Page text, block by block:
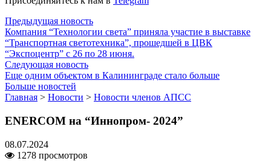
Предыдущая новость
Компания “Технологии света” приняла участие в выставке
“Транспортная светотехника”, прошедшей в ЦВК
“Экспоцентр” с 26 по 28 июня.
Следующая новость
Еще одним объектом в Калининграде стало больше
Больше новостей
Главная > Новости > Новости членов АПСС
ENERCOM на “Иннопром- 2024”
08.07.2024
1278 просмотров